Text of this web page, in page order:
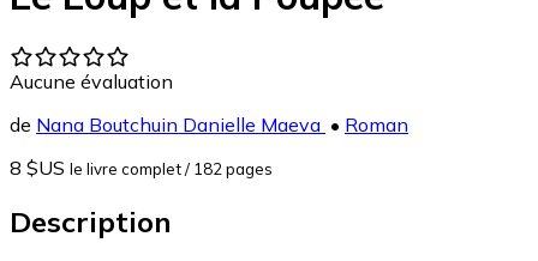
Aucune évaluation
de Nana Boutchuin Danielle Maeva • Roman
8 $US le livre complet/ 182 pages
Description